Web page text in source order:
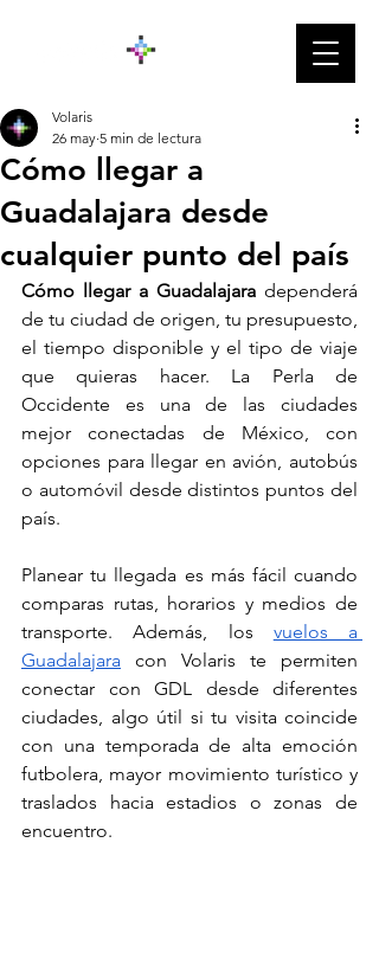
Cómo llegar a
Guadalajara desde
cualquier punto del país
Volaris
26 may 5 min de lectura
Cómo llegar a Guadalajara dependerá
de tu ciudad de origen, tu presupuesto,
el tiempo disponible y el tipo de viaje
que quieras hacer. La Perla de
Occidente es una de las ciudades
mejor conectadas de México, con
opciones para llegar en avión, autobús
o automóvil desde distintos puntos del
país.
Planear tu llegada es más fácil cuando
comparas rutas, horarios y medios de
transporte. Además, los vuelos a
Guadalajara con Volaris te permiten
conectar con GDL desde diferentes
ciudades, algo útil si tu visita coincide
con una temporada de alta emoción
futbolera, mayor movimiento turístico y
traslados hacia estadios o zonas de
encuentro.